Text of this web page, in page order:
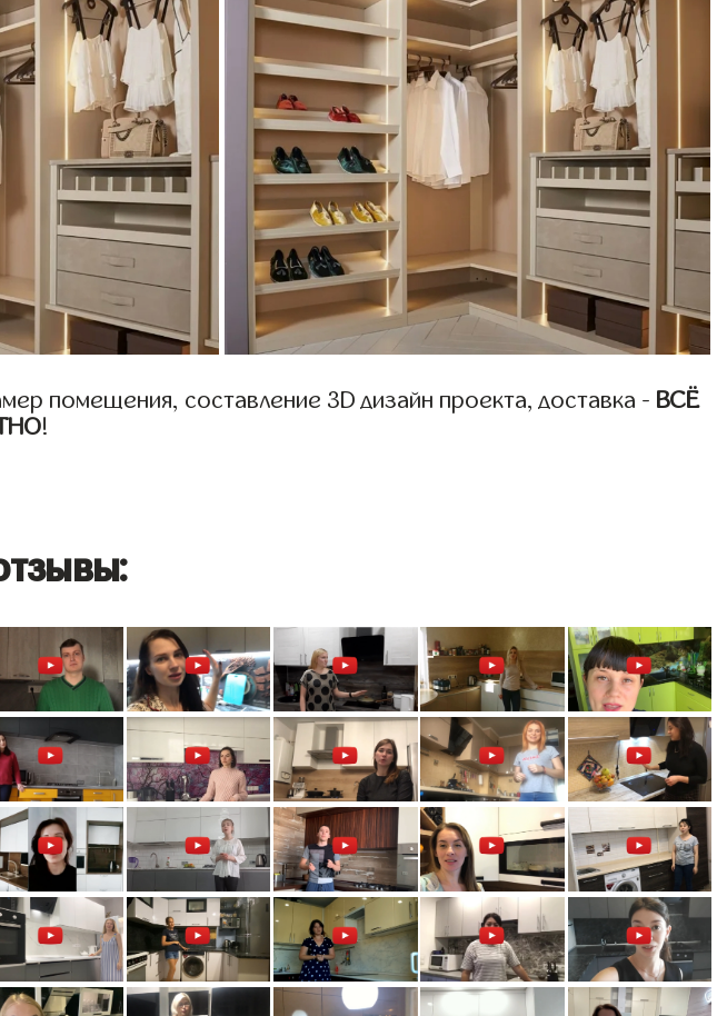
помещения, составление 3D дизайн проекта, доставка - ВСЁ
!